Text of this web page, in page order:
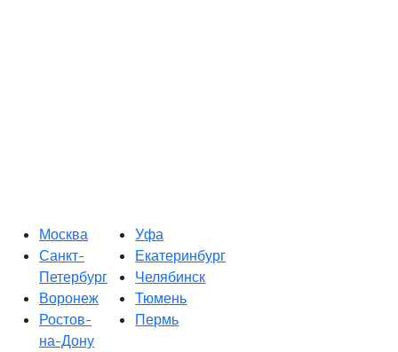
Москва
Санкт-
Петербург
Воронеж
Ростов-
на-Дону
Уфа
Екатеринбург
Челябинск
Тюмень
Пермь